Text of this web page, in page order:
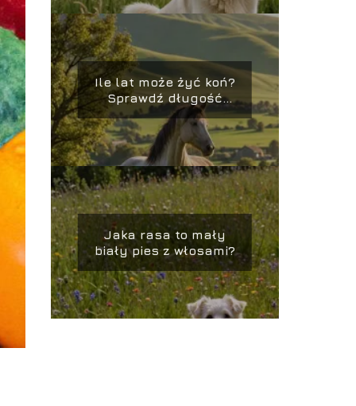
Ile lat może żyć koń?
Sprawdź długość
życia koni
Jaka rasa to mały
biały pies z włosami?